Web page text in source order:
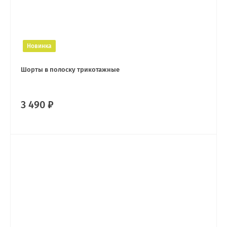
Новинка
Шорты в полоску трикотажные
3 490 ₽